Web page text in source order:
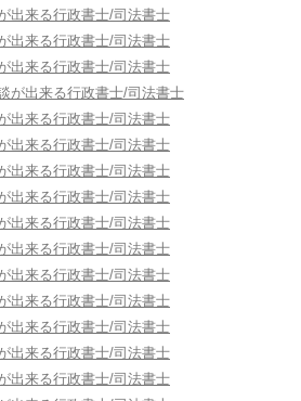
出来る行政書士/司法書士
出来る行政書士/司法書士
出来る行政書士/司法書士
が出来る行政書士/司法書士
出来る行政書士/司法書士
出来る行政書士/司法書士
出来る行政書士/司法書士
出来る行政書士/司法書士
出来る行政書士/司法書士
出来る行政書士/司法書士
出来る行政書士/司法書士
出来る行政書士/司法書士
出来る行政書士/司法書士
出来る行政書士/司法書士
出来る行政書士/司法書士